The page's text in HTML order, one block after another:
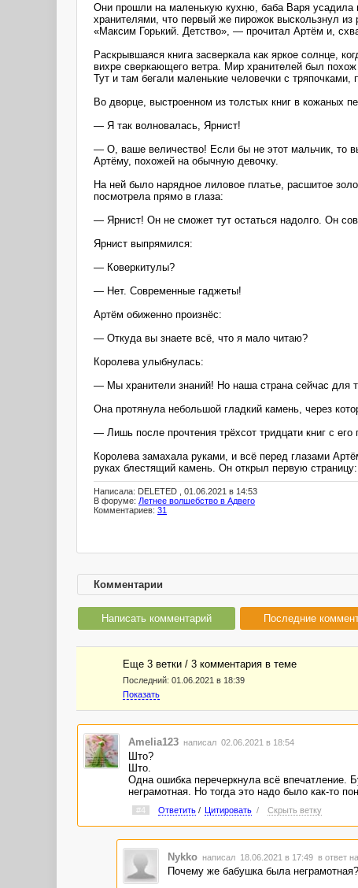
Они прошли на маленькую кухню, баба Варя усадила
хранителями, что первый же пирожок выскользнул
«Максим Горький. Детство», — прочитал Артём и,
Раскрывшаяся книга засверкала как яркое солнце,
вихре сверкающего ветра. Мир хранителей был
Тут и там бегали маленькие человечки с
Во дворце, выстроенном из толстых книг в кожаных
— Я так волновалась, Ярнист!
— О, ваше величество! Если бы не этот мальчик, то
Артёму, похожей на обычную девочку.
На ней было нарядное лиловое платье, расшитое
посмотрела прямо в глаза:
— Ярнист! Он не сможет тут остаться надолго. Он
Ярнист выпрямился:
— Коверкитулы?
— Нет. Современные гаджеты!
Артём обиженно произнёс:
— Откуда вы знаете всё, что я мало читаю?
Королева улыбнулась:
— Мы хранители знаний! Но наша страна сейчас для
Она протянула небольшой гладкий камень, через
— Лишь после прочтения трёхсот тридцати книг с
Королева замахала руками, и всё перед глазами
руках блестящий камень. Он открыл первую
Написала: DELETED , 01.06.2021 в 14:53
В форуме: Летнее волшебство в Адвего
Комментариев: 31
Комментарии
Написать комментарий Последние
Еще 3 ветки / 3 комментария в темe
Последний: 01.06.2021 в 18:39
Показать
Amelia123 написал 02.06.2021 в 18:54
Што?
Што.
Одна ошибка перечеркнула всё впечатление.
неграмотная. Но тогда это надо было как-то
#4 Ответить/ Цитировать / Скрыть ветку
Nykko написал 18.06.2021 в 17:49 в ответ
Почему же бабушка была